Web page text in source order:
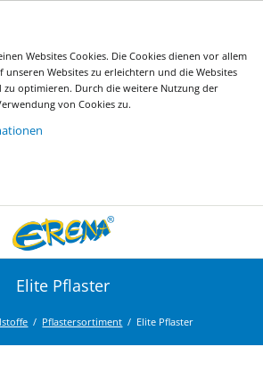
Websites Cookies. Die Cookies dienen vor allem
unseren Websites zu erleichtern und die Websites
zu optimieren. Durch die weitere Nutzung der
von Cookies zu.
Elite Pflaster
Pflastersortiment Elite Pflaster